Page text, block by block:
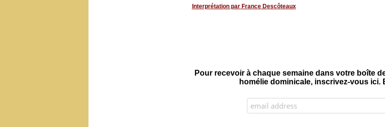
Interprétation par France Descôteaux
Pour recevoir à chaque semaine dans votre boîte
homélie dominicale, inscrivez-vous ici.